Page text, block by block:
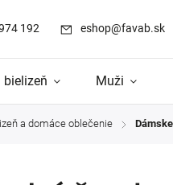
192 eshop@favab.sk
bielizeň Muži
a domáce oblečenie /